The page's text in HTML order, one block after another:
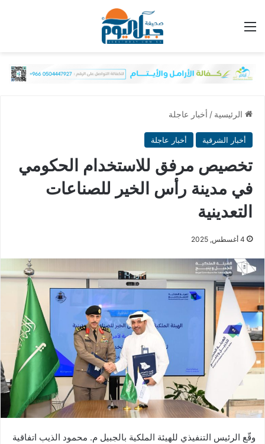
الرئيسية / أخبار عاجلة
أخبار الشرقية أخبار عاجلة
تخصيص مرفق للاستخدام الحكومي
في مدينة رأس الخير للصناعات
التعدينية
4 أغسطس, 2025
وقّع الرئيس التنفيذي للهيئة الملكية بالجبيل م. محمود الذيب اتفاقية